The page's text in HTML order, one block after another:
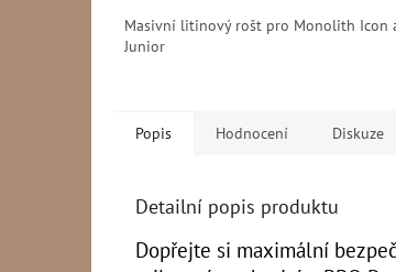
Masivní litinový rošt pro Monolith Icon
Junior
Popis Hodnocení Diskuze
Detailní popis produktu
Dopřejte si maximální